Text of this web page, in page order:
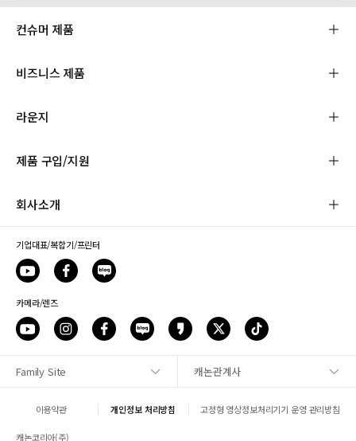
사이트맵
컨슈머 제품
비즈니스 제품
라운지
제품 구입/지원
회사소개
기업대표/복합기/프린터
카메라/렌즈
Family Site 캐논관계사
이용약관 개인정보 처리방침 고정형 영상정보처리기기 운영 관리방침
캐논코리아(주)